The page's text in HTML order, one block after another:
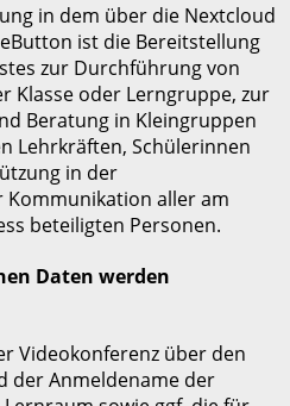
in dem über die Nextcloud
ist die Bereitstellung
zur Durchführung von
Klasse oder Lerngruppe, zur
Beratung in Kleingruppen
Lehrkräften, Schülerinnen
in der
aller am
beteiligten Personen.
Daten werden
Videokonferenz über den
der Anmeldename der